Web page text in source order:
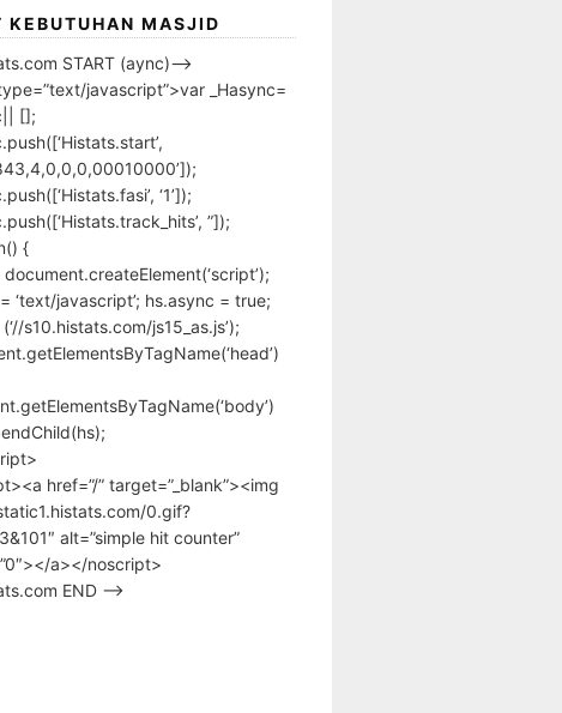
KEBUTUHAN MASJID
START (aync)–>
javascript”>var _Hasync=
[];
‘1’]);
”]);
{
‘text/javascript’; hs.async = true;
s10.histats.com/js15_as.js’);
href=”/” target=”_blank”><img
0.gif?
alt=”simple hit counter”
a></noscript>
END –>